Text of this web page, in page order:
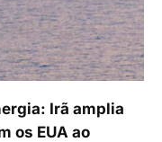
Irã amplia
os EUA ao